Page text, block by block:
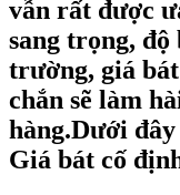
vẫn rất được
sang trọng,
trường, giá
chắn sẽ làm
hàng.Dưới
Giá bát cố